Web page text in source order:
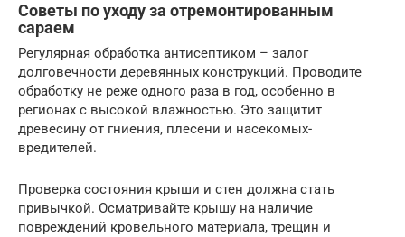
Советы по уходу за отремонтированным
сараем
Регулярная обработка антисептиком – залог
долговечности деревянных конструкций. Проводите
обработку не реже одного раза в год, особенно в
регионах с высокой влажностью. Это защитит
древесину от гниения, плесени и насекомых-
вредителей.
Проверка состояния крыши и стен должна стать
привычкой. Осматривайте крышу на наличие
повреждений кровельного материала, трещин и